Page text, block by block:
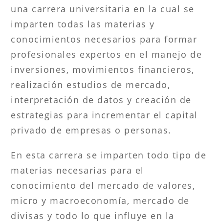
una carrera universitaria en la cual se
imparten todas las materias y
conocimientos necesarios para formar
profesionales expertos en el manejo de
inversiones, movimientos financieros,
realización estudios de mercado,
interpretación de datos y creación de
estrategias para incrementar el capital
privado de empresas o personas.
En esta carrera se imparten todo tipo de
materias necesarias para el
conocimiento del mercado de valores,
micro y macroeconomía, mercado de
divisas y todo lo que influye en la